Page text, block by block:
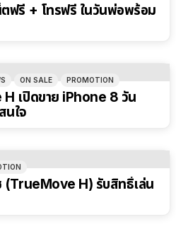
ตฟรี + โทรฟรี ในวันพ่อพร้อม
ON SALE PROMOTION
เปิดขาย iPhone 8 วัน
นใจ
(TrueMove H) รับสิทธิ์เล่น